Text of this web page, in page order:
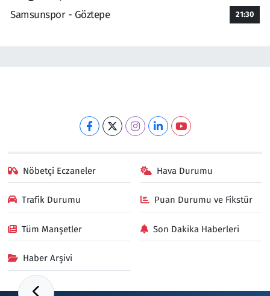
Samsunspor - Göztepe
21:30
Nöbetçi Eczaneler Hava Durumu
Trafik Durumu Puan Durumu ve Fikstür
Tüm Manşetler Son Dakika Haberleri
Haber Arşivi